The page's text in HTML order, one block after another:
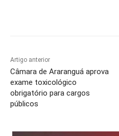
Artigo anterior
Câmara de Araranguá aprova
exame toxicológico
obrigatório para cargos
públicos